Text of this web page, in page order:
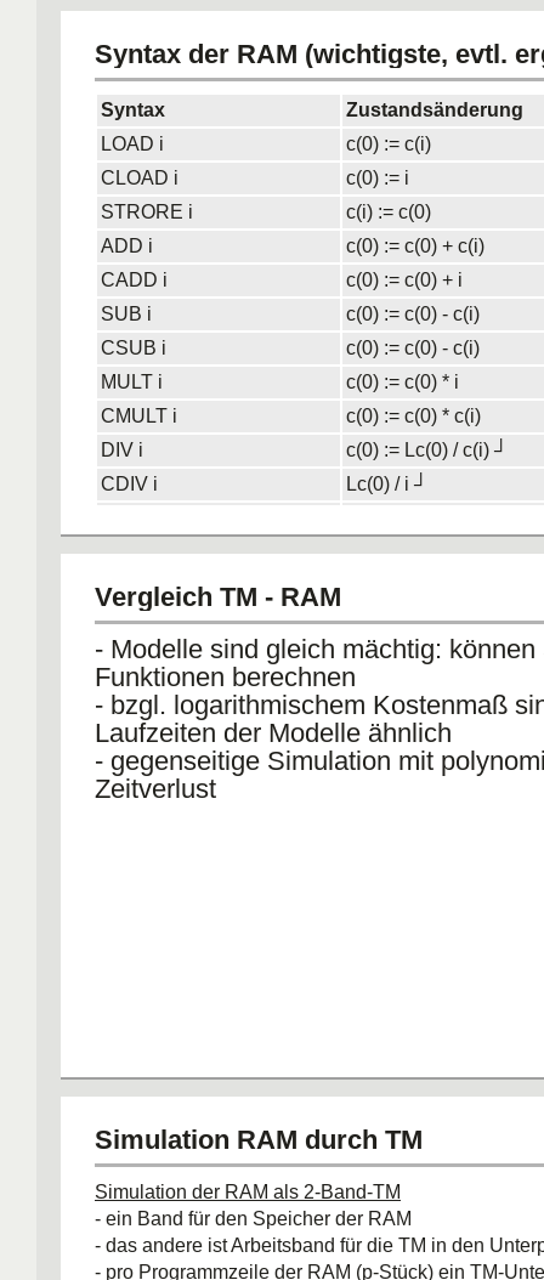
Syntax der RAM (wichtigste, evtl.
Syntax
Zustandsänderung
LOAD i
c(0) := c(i)
CLOAD i
c(0) := i
STRORE i
c(i) := c(0)
ADD i
c(0) := c(0) + c(i)
CADD i
c(0) := c(0) + i
SUB i
c(0) := c(0) - c(i)
CSUB i
c(0) := c(0) - c(i)
MULT i
c(0) := c(0) * i
CMULT i
c(0) := c(0) * c(i)
DIV i
c(0) := Lc(0) / c(i) ┘
CDIV i
Lc(0) / i ┘
IF c(0) = < <= x GOTO j
b:= j, falls c(0) =<<=x;
Vergleich TM - RAM
- Modelle sind gleich mächtig:
Funktionen berechnen
- bzgl. logarithmischem Kostenmaß
Laufzeiten der Modelle ähnlich
- gegenseitige Simulation mit
Zeitverlust
Simulation RAM durch TM
Simulation der RAM als 2-Band-TM
- ein Band für den Speicher der RAM
- das andere ist Arbeitsband für die TM in den
- pro Programmzeile der RAM (p-Stück) ein TM-